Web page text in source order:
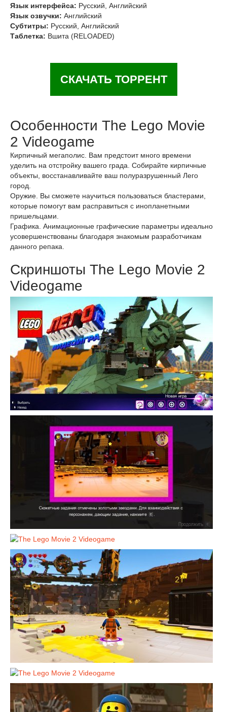
Язык интерфейса: Русский, Английский
Язык озвучки: Английский
Субтитры: Русский, Английский
Таблетка: Вшита (RELOADED)
СКАЧАТЬ ТОРРЕНТ
Особенности The Lego Movie
2 Videogame
Кирпичный мегаполис. Вам предстоит много времени
уделить на отстройку вашего града. Собирайте кирпичные
объекты, восстанавливайте ваш полуразрушенный Лего
город.
Оружие. Вы сможете научиться пользоваться бластерами,
которые помогут вам расправиться с инопланетными
пришельцами.
Графика. Анимационные графические параметры идеально
усовершенствованы благодаря знакомым разработчикам
данного репака.
Скриншоты The Lego Movie 2
Videogame